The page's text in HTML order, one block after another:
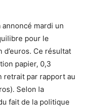
mardi un
pour le
Ce résultat
papier, 0,3
retrait par rapport au
Selon la
fait de la politique